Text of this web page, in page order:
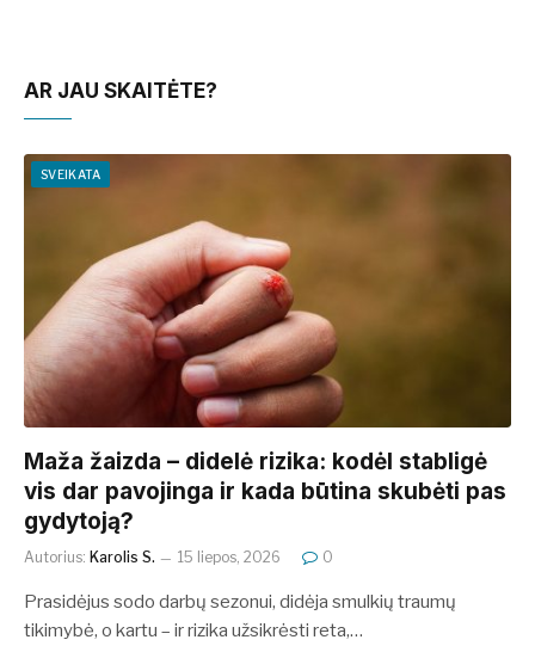
AR JAU SKAITĖTE?
SVEIKATA
​​Maža žaizda – didelė rizika: kodėl stabligė
vis dar pavojinga ir kada būtina skubėti pas
gydytoją?
Autorius: Karolis S. 15 liepos, 2026 0
Prasidėjus sodo darbų sezonui, didėja smulkių traumų
tikimybė, o kartu – ir rizika užsikrėsti reta,…